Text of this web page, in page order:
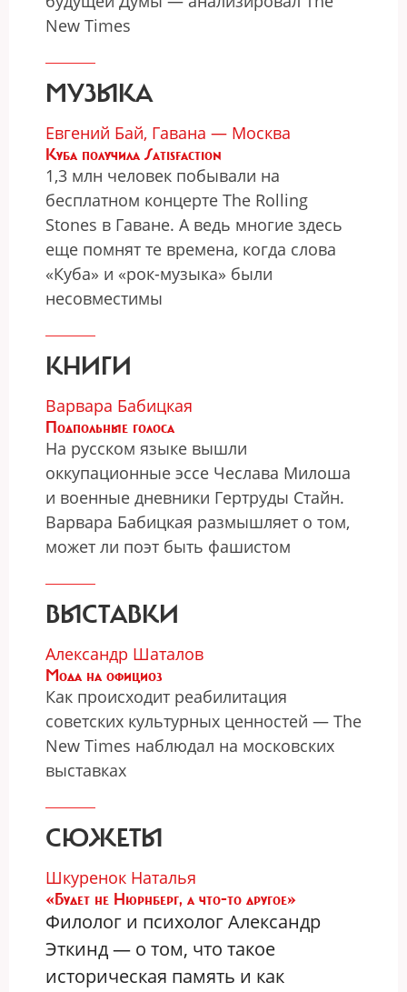
New Times
МУЗЫКА
Евгений Бай, Гавана — Москва
Куба получила Satisfaction
1,3 млн человек побывали на
бесплатном концерте The Rolling
Stones в Гаване. А ведь многие здесь
еще помнят те времена, когда слова
«Куба» и «рок-музыка» были
несовместимы
КНИГИ
Варвара Бабицкая
Подпольные голоса
На русском языке вышли
оккупационные эссе Чеслава Милоша
и военные дневники Гертруды Стайн.
Варвара Бабицкая размышляет о том,
может ли поэт быть фашистом
ВЫСТАВКИ
Александр Шаталов
Мода на официоз
Как происходит реабилитация
советских культурных ценностей — The
New Times наблюдал на московских
выставках
СЮЖЕТЫ
Шкуренок Наталья
«Будет не Нюрнберг, а что-то другое»
Филолог и психолог Александр
Эткинд — о том, что такое
историческая память и как